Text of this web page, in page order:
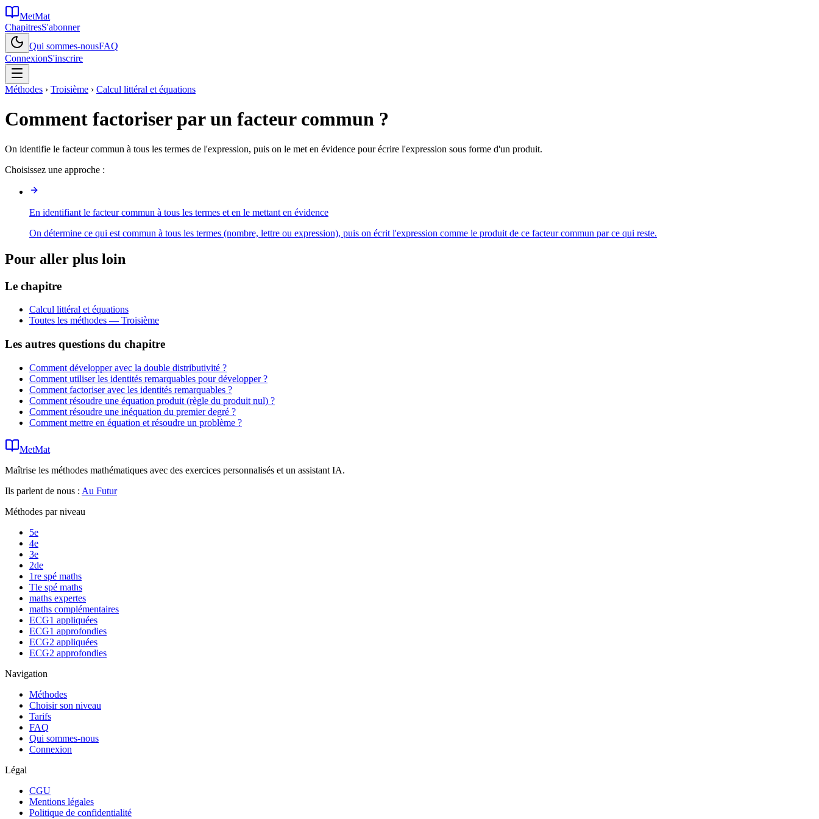
MetMat
ChapitresS'abonner
Qui sommes-nousFAQ
ConnexionS'inscrire
Méthodes › Troisième › Calcul littéral et équations
Comment factoriser par un facteur commun ?
On identifie le facteur commun à tous les termes de l'expression, puis on le met en évidence pour écrire l'expression sous forme d'un produit.
Choisissez une approche :
En identifiant le facteur commun à tous les termes et en le mettant en évidence
On détermine ce qui est commun à tous les termes (nombre, lettre ou expression), puis on écrit l'expression comme le produit de ce facteur commun par ce qui reste.
Pour aller plus loin
Le chapitre
Calcul littéral et équations
Toutes les méthodes — Troisième
Les autres questions du chapitre
Comment développer avec la double distributivité ?
Comment utiliser les identités remarquables pour développer ?
Comment factoriser avec les identités remarquables ?
Comment résoudre une équation produit (règle du produit nul) ?
Comment résoudre une inéquation du premier degré ?
Comment mettre en équation et résoudre un problème ?
MetMat
Maîtrise les méthodes mathématiques avec des exercices personnalisés et un assistant IA.
Ils parlent de nous : Au Futur
Méthodes par niveau
5e
4e
3e
2de
1re spé maths
Tle spé maths
maths expertes
maths complémentaires
ECG1 appliquées
ECG1 approfondies
ECG2 appliquées
ECG2 approfondies
Navigation
Méthodes
Choisir son niveau
Tarifs
FAQ
Qui sommes-nous
Connexion
Légal
CGU
Mentions légales
Politique de confidentialité